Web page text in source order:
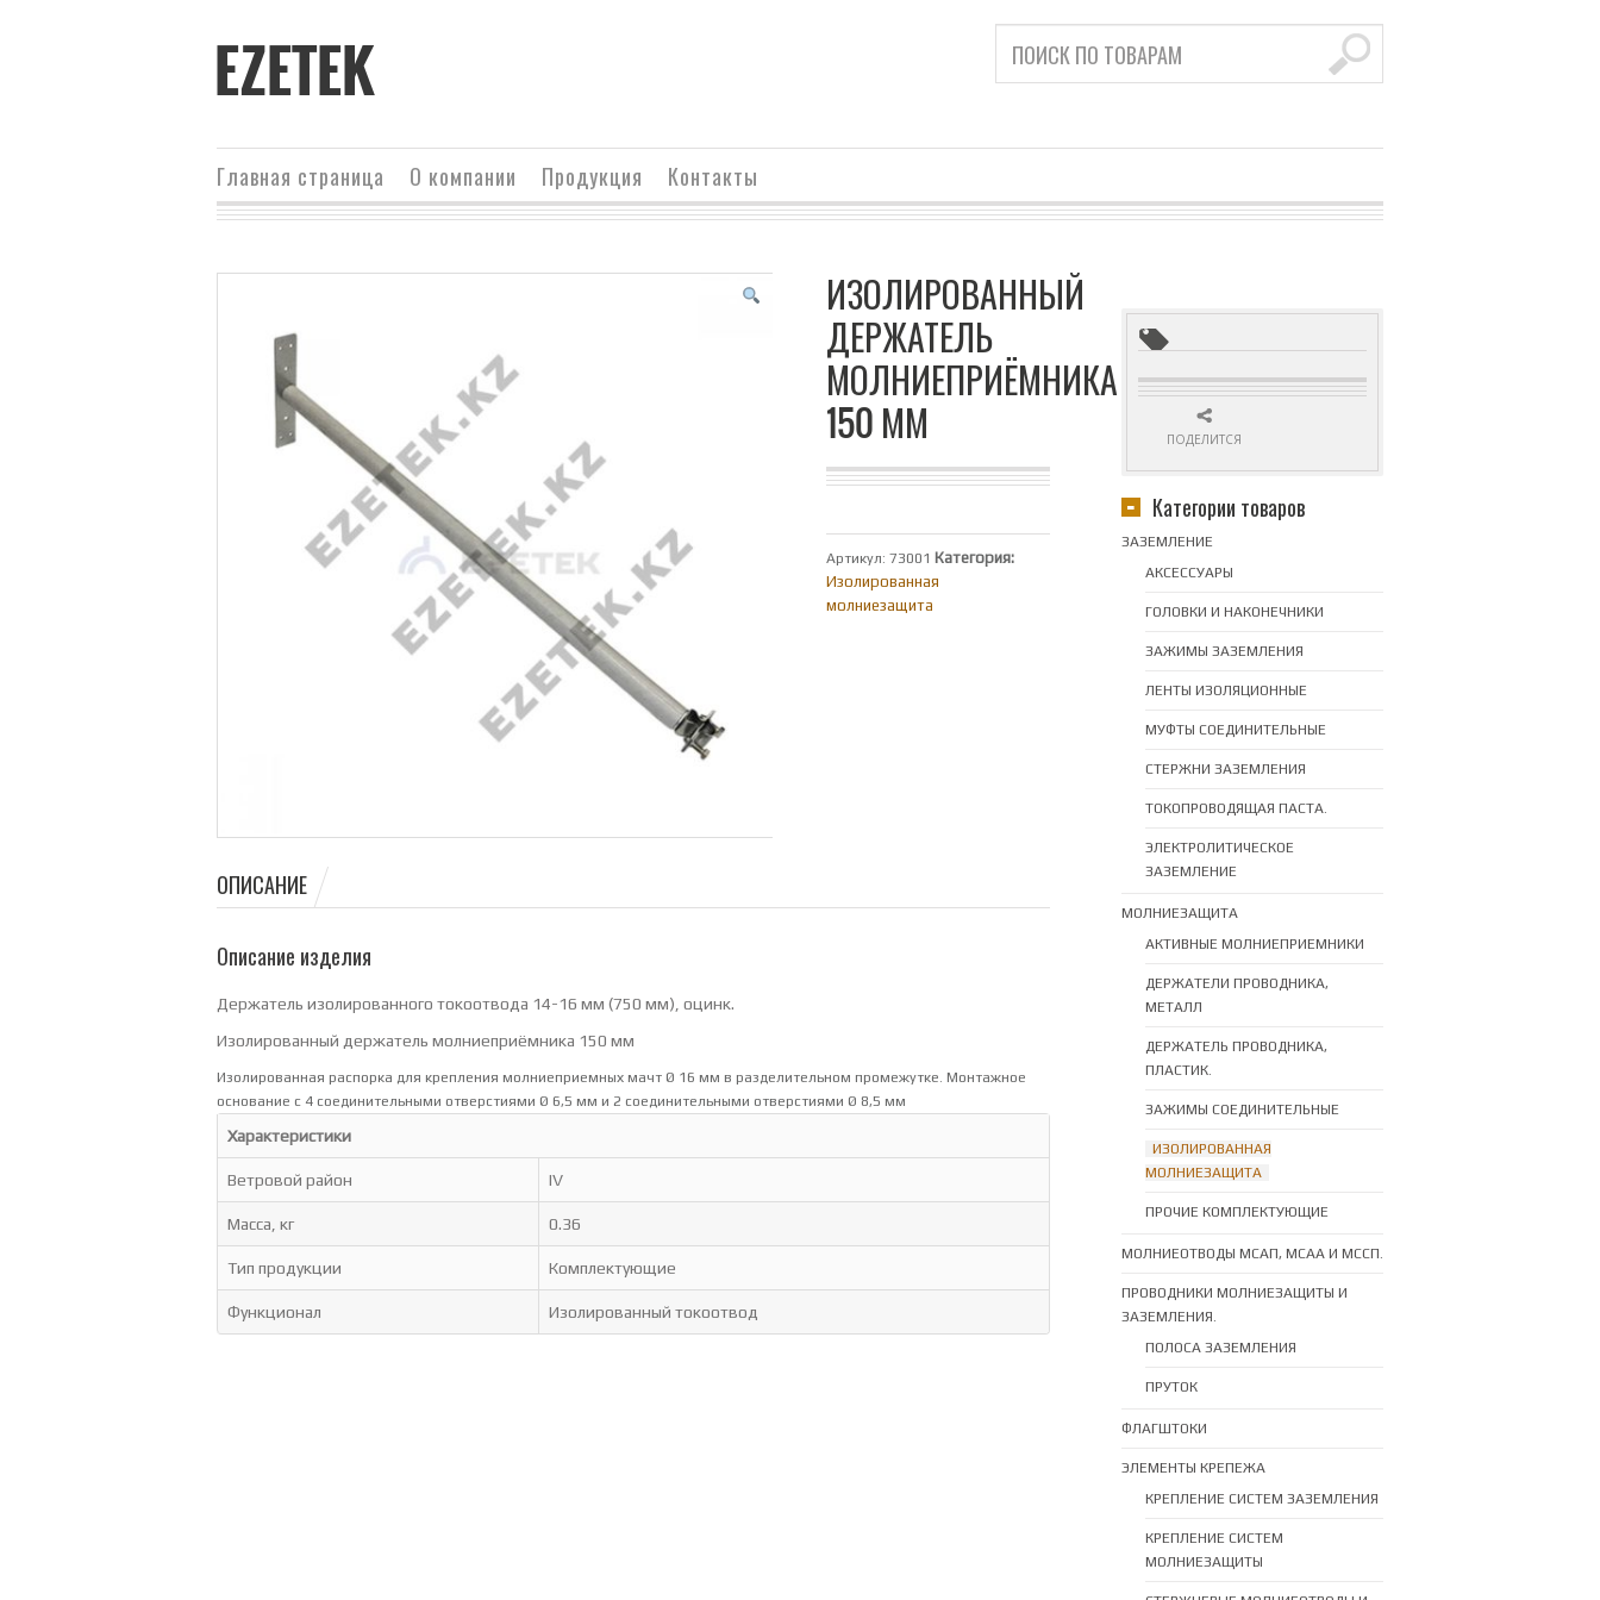
EZETEK
Главная страница О компании Продукция Контакты
ИЗОЛИРОВАННЫЙ
ДЕРЖАТЕЛЬ
МОЛНИЕПРИЁМНИКА
150 ММ
Артикул:73001 Категория:
Изолированная
молниезащита
ОПИСАНИЕ
Описание изделия
Держатель изолированного токоотвода 14-16 мм (750 мм), оцинк.
Изолированный держатель молниеприёмника 150 мм
Изолированная распорка для крепления молниеприемных мачт Ø 16 мм в разделительном промежутке. Монтажное
основание с 4 соединительными отверстиями Ø 6,5 мм и 2 соединительными отверстиями Ø 8,5 мм
Характеристики
Ветровой район IV
Масса, кг 0.36
Тип продукции Комплектующие
Функционал Изолированный токоотвод
ПОДЕЛИТСЯ
Категории товаров
ЗАЗЕМЛЕНИЕ
АКСЕССУАРЫ
ГОЛОВКИ И НАКОНЕЧНИКИ
ЗАЖИМЫ ЗАЗЕМЛЕНИЯ
ЛЕНТЫ ИЗОЛЯЦИОННЫЕ
МУФТЫ СОЕДИНИТЕЛЬНЫЕ
СТЕРЖНИ ЗАЗЕМЛЕНИЯ
ТОКОПРОВОДЯЩАЯ ПАСТА.
ЭЛЕКТРОЛИТИЧЕСКОЕ
ЗАЗЕМЛЕНИЕ
МОЛНИЕЗАЩИТА
АКТИВНЫЕ МОЛНИЕПРИЕМНИКИ
ДЕРЖАТЕЛИ ПРОВОДНИКА,
МЕТАЛЛ
ДЕРЖАТЕЛЬ ПРОВОДНИКА,
ПЛАСТИК.
ЗАЖИМЫ СОЕДИНИТЕЛЬНЫЕ
ИЗОЛИРОВАННАЯ
МОЛНИЕЗАЩИТА
ПРОЧИЕ КОМПЛЕКТУЮЩИЕ
МОЛНИЕОТВОДЫ МСАП, МСАА И МССП.
ПРОВОДНИКИ МОЛНИЕЗАЩИТЫ И
ЗАЗЕМЛЕНИЯ.
ПОЛОСА ЗАЗЕМЛЕНИЯ
ПРУТОК
ФЛАГШТОКИ
ЭЛЕМЕНТЫ КРЕПЕЖА
КРЕПЛЕНИЕ СИСТЕМ ЗАЗЕМЛЕНИЯ
КРЕПЛЕНИЕ СИСТЕМ
МОЛНИЕЗАЩИТЫ